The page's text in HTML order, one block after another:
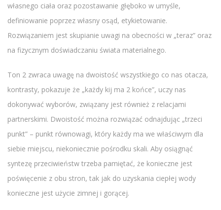
własnego ciała oraz pozostawanie głęboko w umyśle,
definiowanie poprzez własny osąd, etykietowanie.
Rozwiązaniem jest skupianie uwagi na obecności w „teraz” oraz
na fizycznym doświadczaniu świata materialnego.
Ton 2 zwraca uwagę na dwoistość wszystkiego co nas otacza,
kontrasty, pokazuje że „każdy kij ma 2 końce”, uczy nas
dokonywać wyborów, związany jest również z relacjami
partnerskimi. Dwoistość można rozwiązać odnajdując „trzeci
punkt” – punkt równowagi, który każdy ma we właściwym dla
siebie miejscu, niekoniecznie pośrodku skali. Aby osiągnąć
syntezę przeciwieństw trzeba pamiętać, że konieczne jest
poświęcenie z obu stron, tak jak do uzyskania ciepłej wody
konieczne jest użycie zimnej i gorącej.